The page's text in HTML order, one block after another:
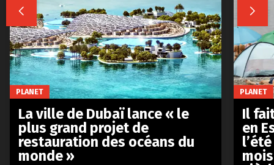
 
PLANET
La ville de Dubaï lance « le
plus grand projet de
restauration des océans du
monde »
PLANET
Il
en